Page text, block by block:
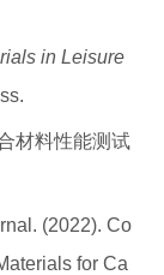
in Leisure
材料性能测试
(2022). Co
for Ca